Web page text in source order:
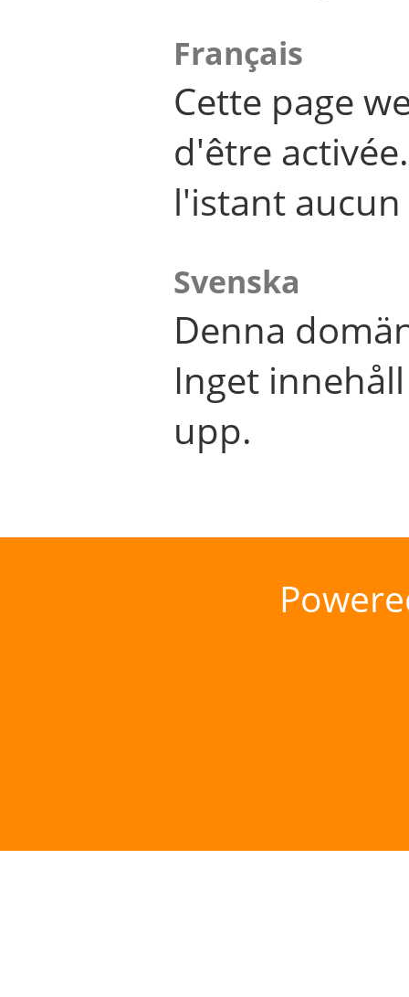
Français
Cette page
d'être
l'istant
Svenska
Denna
Inget
upp.